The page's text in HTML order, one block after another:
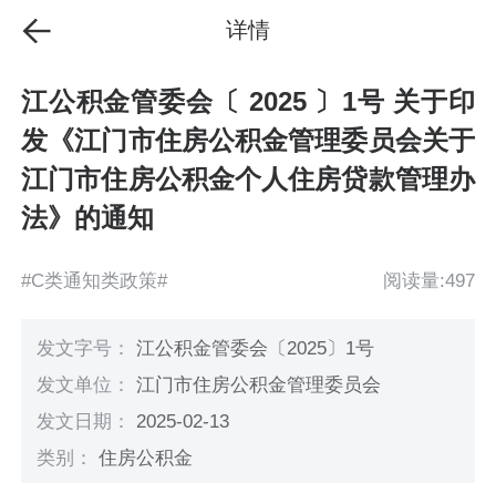
详情
江公积金管委会〔 2025 〕1号 关于印
发《江门市住房公积金管理委员会关于
江门市住房公积金个人住房贷款管理办
法》的通知
#C类通知类政策# 阅读量:497
发文字号：江公积金管委会〔2025〕1号
发文单位：江门市住房公积金管理委员会
发文日期： 2025-02-13
类别：住房公积金